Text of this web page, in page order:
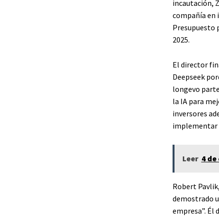
incautación,
compañía en
Presupuesto
2025.
El director
Deepseek
longevo
la IA para
inversores
implementar
Leer 4
Robert
demostrado
empresa”. Él